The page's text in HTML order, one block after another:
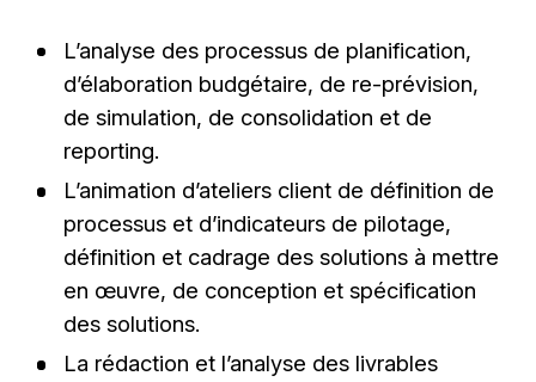
L’analyse des processus de planification,
d’élaboration budgétaire, de re-prévision,
de simulation, de consolidation et de
reporting.
L’animation d’ateliers client de définition de
processus et d’indicateurs de pilotage,
définition et cadrage des solutions à mettre
en œuvre, de conception et spécification
des solutions.
La rédaction et l’analyse des livrables